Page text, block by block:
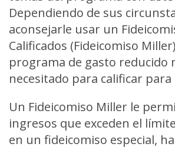
Dependiendo de sus
aconsejarle usar un
Calificados (Fideicomiso
programa de gasto reducido
necesitado para calificar para
Un Fideicomiso Miller le
ingresos que exceden el
en un fideicomiso especial,